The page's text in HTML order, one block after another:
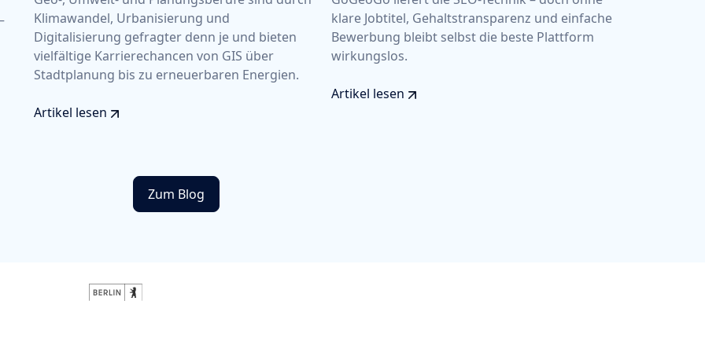
Klimawandel, Urbanisierung und
Digitalisierung gefragter denn je und bieten
vielfältige Karrierechancen von GIS über
Stadtplanung bis zu erneuerbaren Energien.
Artikel lesen
klare Jobtitel, Gehaltstransparenz und einfache
Bewerbung bleibt selbst die beste Plattform
wirkungslos.
Artikel lesen
Zum Blog